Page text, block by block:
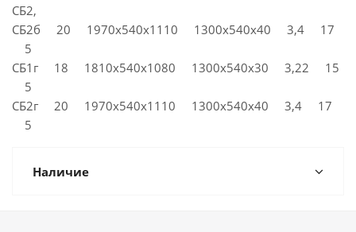
СБ2,
СБ2б 20 1970х540х1110 1300х540х40 3,4 17
5
СБ1г 18 1810х540х1080 1300х540х30 3,22 15
5
СБ2г 20 1970х540х1110 1300х540х40 3,4 17
5
Наличие